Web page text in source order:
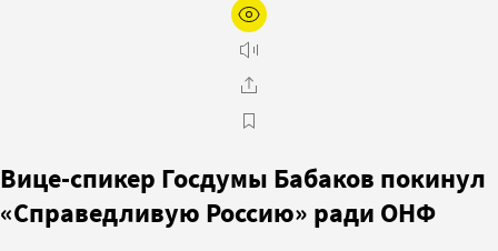
Вице-спикер Госдумы Бабаков покинул
«Справедливую Россию» ради ОНФ